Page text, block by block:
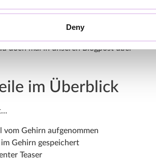
Deny
zu erfahren, welche Möglichkeiten und
doch mal in unseren Blogpost über
im Überblick
vom Gehirn aufgenommen
Gehirn gespeichert
Teaser